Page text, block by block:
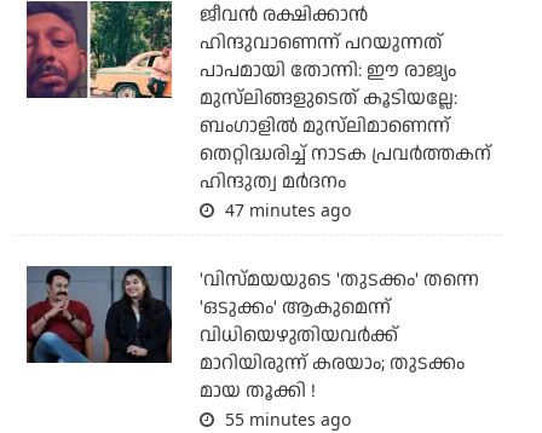
ജീവന്‍ രക്ഷിക്കാന്‍
ഹിന്ദുവാണെന്ന് പറയുന്നത്
പാപമായി തോന്നി: ഈ രാജ്യം
മുസ്‌ലിങ്ങളുടെത് കൂടിയല്ലേ:
ബംഗാളില്‍ മുസ്‌ലിമാണെന്ന്
തെറ്റിദ്ധരിച്ച് നാടക പ്രവര്‍ത്തകന്
ഹിന്ദുത്വ മര്‍ദനം
47 minutes ago
'വിസ്മയയുടെ 'തുടക്കം' തന്നെ
'ഒടുക്കം' ആകുമെന്ന്
വിധിയെഴുതിയവര്‍ക്ക്
മാറിയിരുന്ന് കരയാം; തുടക്കം
മായ തൂക്കി !
55 minutes ago